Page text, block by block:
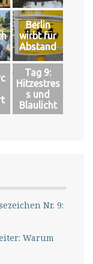
Berlin
wirbt für
Abstand
Tag 9:
Hitzestres
s und
Blaulicht
Nr. 9:
Warum